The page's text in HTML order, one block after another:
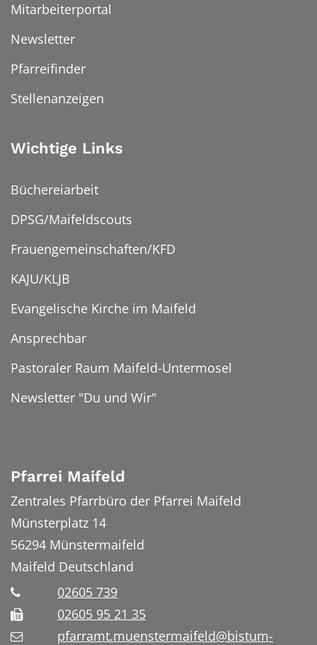
Mitarbeiterportal
Newsletter
Pfarreifinder
Stellenanzeigen
Wichtige Links
Büchereiarbeit
DPSG/Maifeldscouts
Frauengemeinschaften/KFD
KAJU/KLJB
Evangelische Kirche im Maifeld
Ansprechbar
Pastoraler Raum Maifeld-Untermosel
Newsletter "Du und Wir"
Pfarrei Maifeld
Zentrales Pfarrbüro der Pfarrei Maifeld
Münsterplatz 14
56294 Münstermaifeld
Maifeld Deutschland
02605 739
02605 95 21 35
pfarramt.muenstermaifeld@bistum-